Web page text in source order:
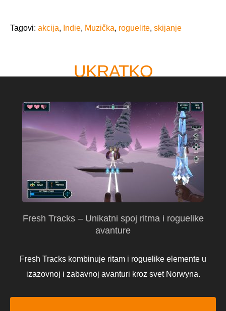
Tagovi: akcija, Indie, Muzička, roguelite, skijanje
UKRATKO
Fresh Tracks – Unikatni spoj ritma i roguelike
avanture
Fresh Tracks kombinuje ritam i roguelike elemente u
izazovnoj i zabavnoj avanturi kroz svet Norwyna.